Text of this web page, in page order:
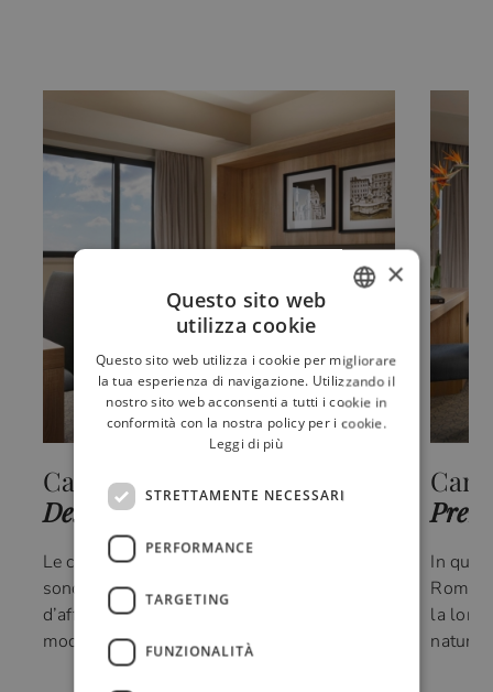
Camere
Deluxe
Le camere Deluxe, spaziose ed eleganti,
sono la soluzione ideale per soggiorni
d’affari o in occasione di eventi presso il
moderno centro congressi dell’hotel.
In
Roma,
la loro
FRENCH
GERMAN
×
Questo sito web
utilizza cookie
Questo sito web utilizza i cookie per migliorare
la tua esperienza di navigazione. Utilizzando il
nostro sito web acconsenti a tutti i cookie in
conformità con la nostra policy per i cookie.
Leggi di più
STRETTAMENTE NECESSARI
PERFORMANCE
TARGETING
FUNZIONALITÀ